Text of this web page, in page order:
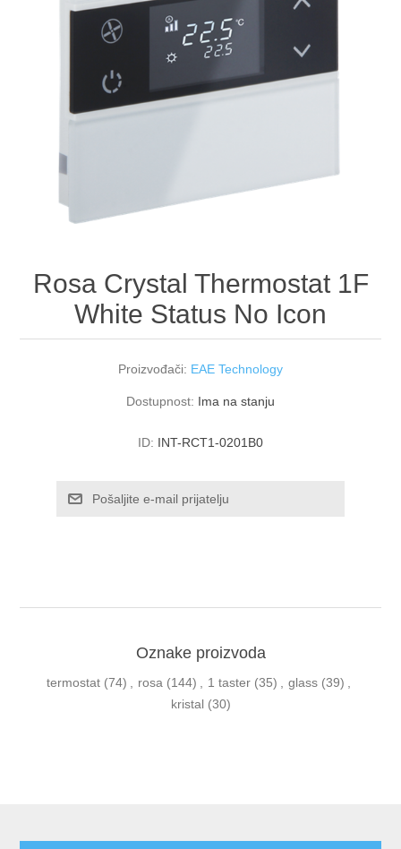
Rosa Crystal Thermostat 1F
White Status No Icon
Proizvođači: EAE Technology
Dostupnost: Ima na stanju
ID: INT-RCT1-0201B0
Oznake proizvoda
termostat (74) rosa (144) 1 taster (35) glass (39)
kristal (30)